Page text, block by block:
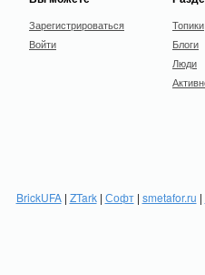
Зарегистрироваться
Войти
Топики
Блоги
Люди
BrickUFA| ZTark| Софт| smetafor.ru |